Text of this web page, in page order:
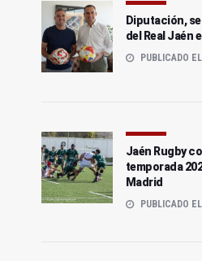
Diputación,
del Real Jaén
PUBLICADO
Jaén Rugby
temporada
Madrid
PUBLICADO